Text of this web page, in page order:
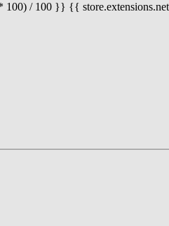
100) / 100 }} {{